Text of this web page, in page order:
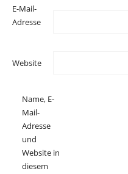
E-Mail-
Adresse
Website
Name, E-
Mail-
Adresse
und
Website in
diesem